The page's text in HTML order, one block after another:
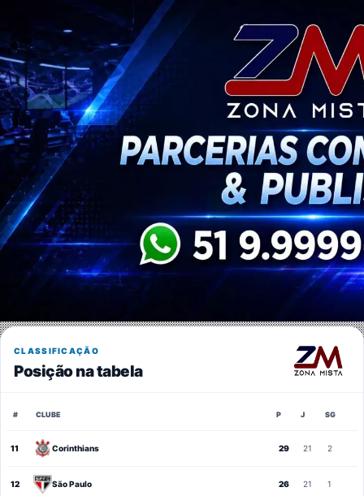
CLASSIFICAÇÃO
Posição na tabela
# CLUBE P J SG
11 Corinthians 29 21 2
12 São Paulo 26 21 1